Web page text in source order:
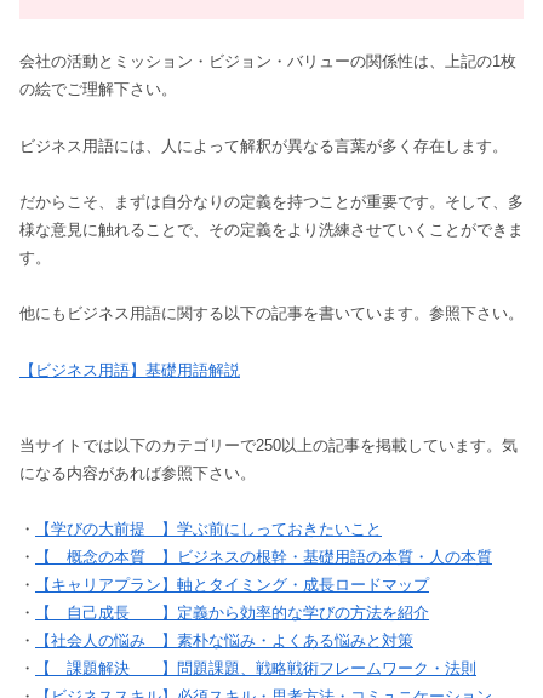
会社の活動とミッション・ビジョン・バリューの関係性は、上記の1枚
の絵でご理解下さい。
ビジネス用語には、人によって解釈が異なる言葉が多く存在します。
だからこそ、まずは自分なりの定義を持つことが重要です。そして、多
様な意見に触れることで、その定義をより洗練させていくことができま
す。
他にもビジネス用語に関する以下の記事を書いています。参照下さい。
【ビジネス用語】基礎用語解説
当サイトでは以下のカテゴリーで250以上の記事を掲載しています。気
になる内容があれば参照下さい。
・
【学びの大前提 】学ぶ前にしっておきたいこと
・
【 概念の本質 】ビジネスの根幹・基礎用語の本質・人の本質
・
【キャリアプラン】軸とタイミング・成長ロードマップ
・
【 自己成長 】定義から効率的な学びの方法を紹介
・
【社会人の悩み 】素朴な悩み・よくある悩みと対策
・
【 課題解決 】問題課題、戦略戦術フレームワーク・法則